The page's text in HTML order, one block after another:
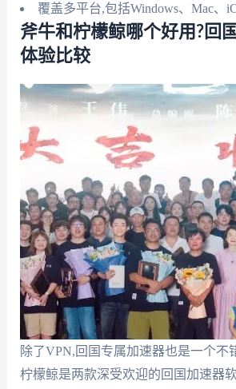
覆盖多平台,包括Windows、Mac、
斧牛和柠檬鲸哪个好用?回
体验比较
除了VPN,回国专属加速器也是一个不
柠檬鲸是两款深受欢迎的回国加速器